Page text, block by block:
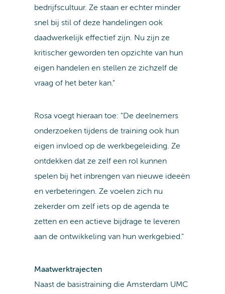
bedrijfscultuur. Ze staan er echter minder
snel bij stil of deze handelingen ook
daadwerkelijk effectief zijn. Nu zijn ze
kritischer geworden ten opzichte van hun
eigen handelen en stellen ze zichzelf de
vraag of het beter kan."
Rosa voegt hieraan toe: "De deelnemers
onderzoeken tijdens de training ook hun
eigen invloed op de werkbegeleiding. Ze
ontdekken dat ze zelf een rol kunnen
spelen bij het inbrengen van nieuwe ideeën
en verbeteringen. Ze voelen zich nu
zekerder om zelf iets op de agenda te
zetten en een actieve bijdrage te leveren
aan de ontwikkeling van hun werkgebied."
Maatwerktrajecten
Naast de basistraining die Amsterdam UMC